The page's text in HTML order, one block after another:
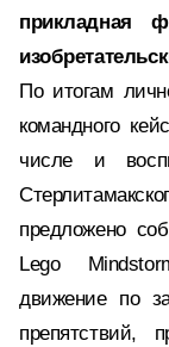
прикладная
По итогам
командного
числе и
предложено
Lego
движение по
препятствий,